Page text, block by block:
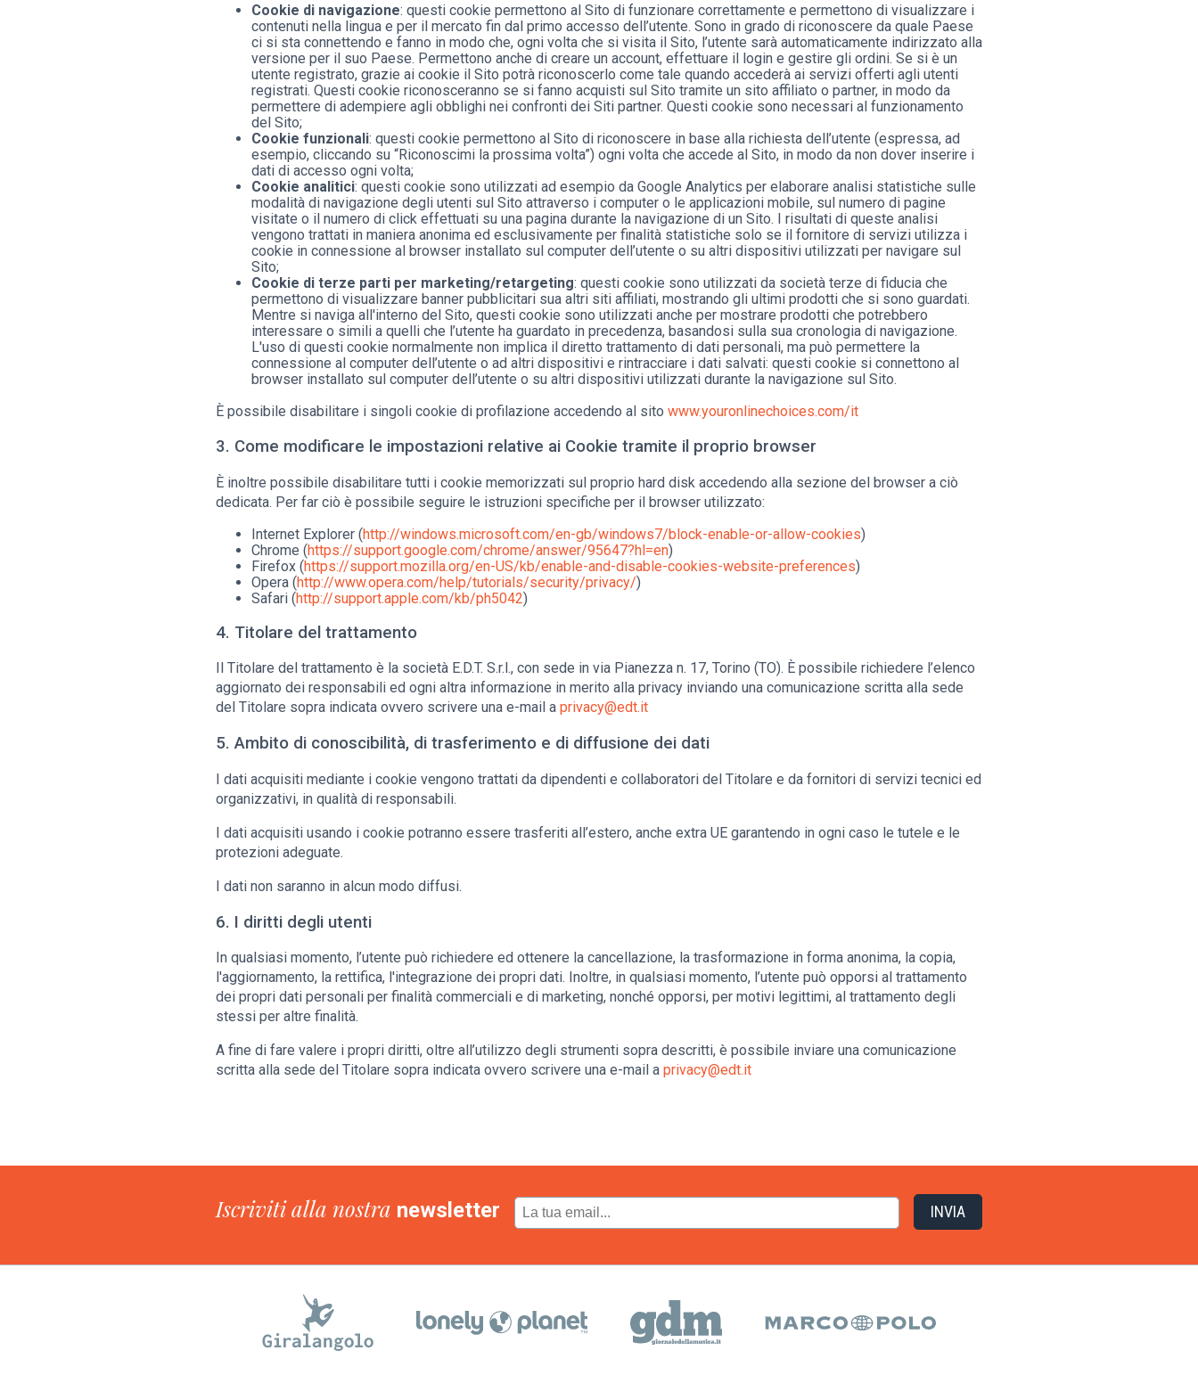
Cookie di navigazione: questi cookie permettono al Sito di funzionare correttamente e permettono di visualizzare i
contenuti nella lingua e per il mercato fin dal primo accesso dell’utente. Sono in grado di riconoscere da quale Paese
ci si sta connettendo e fanno in modo che, ogni volta che si visita il Sito, l’utente sarà automaticamente indirizzato alla
versione per il suo Paese. Permettono anche di creare un account, effettuare il login e gestire gli ordini. Se si è un
utente registrato, grazie ai cookie il Sito potrà riconoscerlo come tale quando accederà ai servizi offerti agli utenti
registrati. Questi cookie riconosceranno se si fanno acquisti sul Sito tramite un sito affiliato o partner, in modo da
permettere di adempiere agli obblighi nei confronti dei Siti partner. Questi cookie sono necessari al funzionamento
del Sito;
Cookie funzionali: questi cookie permettono al Sito di riconoscere in base alla richiesta dell’utente (espressa, ad
esempio, cliccando su “Riconoscimi la prossima volta”) ogni volta che accede al Sito, in modo da non dover inserire i
dati di accesso ogni volta;
Cookie analitici: questi cookie sono utilizzati ad esempio da Google Analytics per elaborare analisi statistiche sulle
modalità di navigazione degli utenti sul Sito attraverso i computer o le applicazioni mobile, sul numero di pagine
visitate o il numero di click effettuati su una pagina durante la navigazione di un Sito. I risultati di queste analisi
vengono trattati in maniera anonima ed esclusivamente per finalità statistiche solo se il fornitore di servizi utilizza i
cookie in connessione al browser installato sul computer dell’utente o su altri dispositivi utilizzati per navigare sul
Sito;
Cookie di terze parti per marketing/retargeting: questi cookie sono utilizzati da società terze di fiducia che
permettono di visualizzare banner pubblicitari sua altri siti affiliati, mostrando gli ultimi prodotti che si sono guardati.
Mentre si naviga all'interno del Sito, questi cookie sono utilizzati anche per mostrare prodotti che potrebbero
interessare o simili a quelli che l’utente ha guardato in precedenza, basandosi sulla sua cronologia di navigazione.
L'uso di questi cookie normalmente non implica il diretto trattamento di dati personali, ma può permettere la
connessione al computer dell’utente o ad altri dispositivi e rintracciare i dati salvati: questi cookie si connettono al
browser installato sul computer dell’utente o su altri dispositivi utilizzati durante la navigazione sul Sito.
È possibile disabilitare i singoli cookie di profilazione accedendo al sito www.youronlinechoices.com/it
3. Come modificare le impostazioni relative ai Cookie tramite il proprio browser
È inoltre possibile disabilitare tutti i cookie memorizzati sul proprio hard disk accedendo alla sezione del browser a ciò
dedicata. Per far ciò è possibile seguire le istruzioni specifiche per il browser utilizzato:
Internet Explorer (http://windows.microsoft.com/en-gb/windows7/block-enable-or-allow-cookies)
Chrome (https://support.google.com/chrome/answer/95647?hl=en)
Firefox (https://support.mozilla.org/en-US/kb/enable-and-disable-cookies-website-preferences)
Opera (http://www.opera.com/help/tutorials/security/privacy/)
Safari (http://support.apple.com/kb/ph5042)
4. Titolare del trattamento
Il Titolare del trattamento è la società E.D.T. S.r.l., con sede in via Pianezza n. 17, Torino (TO). È possibile richiedere l’elenco
aggiornato dei responsabili ed ogni altra informazione in merito alla privacy inviando una comunicazione scritta alla sede
del Titolare sopra indicata ovvero scrivere una e-mail a privacy@edt.it
5. Ambito di conoscibilità, di trasferimento e di diffusione dei dati
I dati acquisiti mediante i cookie vengono trattati da dipendenti e collaboratori del Titolare e da fornitori di servizi tecnici ed
organizzativi, in qualità di responsabili.
I dati acquisiti usando i cookie potranno essere trasferiti all’estero, anche extra UE garantendo in ogni caso le tutele e le
protezioni adeguate.
I dati non saranno in alcun modo diffusi.
6. I diritti degli utenti
In qualsiasi momento, l’utente può richiedere ed ottenere la cancellazione, la trasformazione in forma anonima, la copia,
l'aggiornamento, la rettifica, l'integrazione dei propri dati. Inoltre, in qualsiasi momento, l’utente può opporsi al trattamento
dei propri dati personali per finalità commerciali e di marketing, nonché opporsi, per motivi legittimi, al trattamento degli
stessi per altre finalità.
A fine di fare valere i propri diritti, oltre all’utilizzo degli strumenti sopra descritti, è possibile inviare una comunicazione
scritta alla sede del Titolare sopra indicata ovvero scrivere una e-mail a privacy@edt.it
Iscriviti alla nostra newsletter